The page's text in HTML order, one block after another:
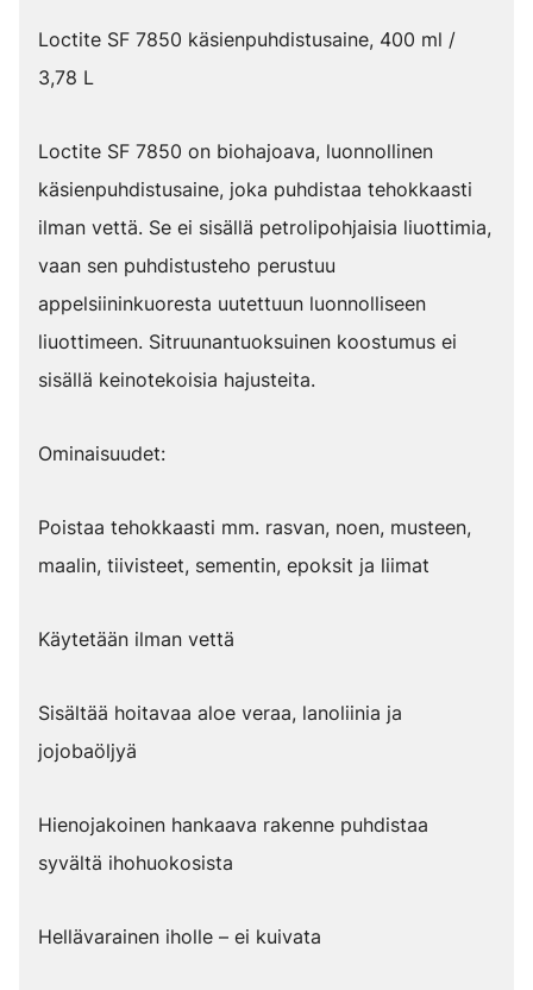
Loctite SF 7850 käsienpuhdistusaine, 400 ml /
3,78 L
Loctite SF 7850 on biohajoava, luonnollinen
käsienpuhdistusaine, joka puhdistaa tehokkaasti
ilman vettä. Se ei sisällä petrolipohjaisia liuottimia,
vaan sen puhdistusteho perustuu
appelsiininkuoresta uutettuun luonnolliseen
liuottimeen. Sitruunantuoksuinen koostumus ei
sisällä keinotekoisia hajusteita.
Ominaisuudet:
Poistaa tehokkaasti mm. rasvan, noen, musteen,
maalin, tiivisteet, sementin, epoksit ja liimat
Käytetään ilman vettä
Sisältää hoitavaa aloe veraa, lanoliinia ja
jojobaöljyä
Hienojakoinen hankaava rakenne puhdistaa
syvältä ihohuokosista
Hellävarainen iholle – ei kuivata